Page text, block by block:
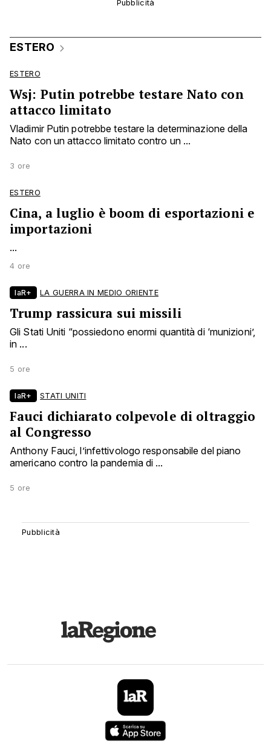
ESTERO
ESTERO
Wsj: Putin potrebbe testare Nato con
attacco limitato
Vladimir Putin potrebbe testare la determinazione della
Nato con un attacco limitato contro un ...
3 ore
ESTERO
Cina, a luglio è boom di esportazioni e
importazioni
...
4 ore
laR+ LA GUERRA IN MEDIO ORIENTE
Trump rassicura sui missili
Gli Stati Uniti “possiedono enormi quantità di ‘munizioni’,
in ...
5 ore
laR+ STATI UNITI
Fauci dichiarato colpevole di oltraggio
al Congresso
Anthony Fauci, l’infettivologo responsabile del piano
americano contro la pandemia di ...
5 ore